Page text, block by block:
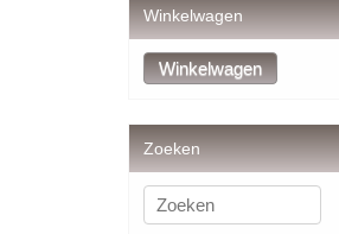
Winkelwagen
Zoeken